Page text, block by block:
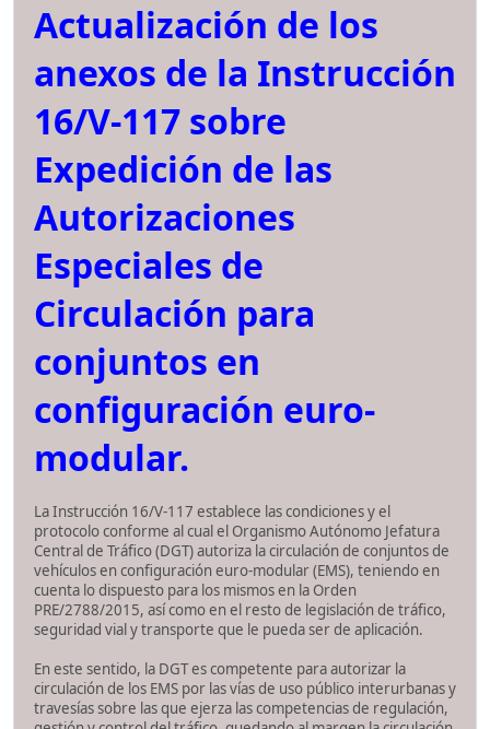
Actualización de los
anexos de la Instrucción
16/V-117 sobre
Expedición de las
Autorizaciones
Especiales de
Circulación para
conjuntos en
configuración euro-
modular.
La Instrucción 16/V-117 establece las condiciones y el
protocolo conforme al cual el Organismo Autónomo Jefatura
Central de Tráfico (DGT) autoriza la circulación de conjuntos de
vehículos en configuración euro-modular (EMS), teniendo en
cuenta lo dispuesto para los mismos en la Orden
PRE/2788/2015, así como en el resto de legislación de tráfico,
seguridad vial y transporte que le pueda ser de aplicación.
En este sentido, la DGT es competente para autorizar la
circulación de los EMS por las vías de uso público interurbanas y
travesías sobre las que ejerza las competencias de regulación,